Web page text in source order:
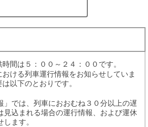
間は５：００～２４：００です。
おける列車運行情報をお知らせしていま
以下のとおりです。
」では、列車におおむね３０分以上の遅
見込まれる場合の運行情報、および運休
ます。